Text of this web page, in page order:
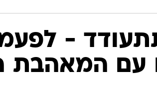
-
עם המאהבת